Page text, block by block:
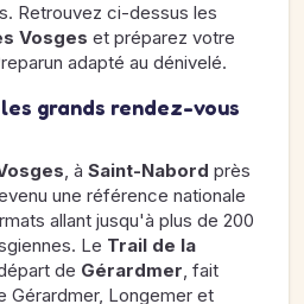
Retrouvez ci-dessus les
Vosges et préparez votre
adapté au dénivelé.
grands rendez-vous
, à Saint-Nabord près
une référence nationale
allant jusqu'à plus de 200
Le Trail de la
de Gérardmer, fait
Gérardmer, Longemer et